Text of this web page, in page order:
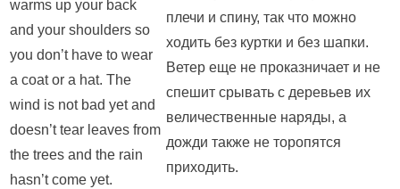
warms up your back
and your shoulders so
you don’t have to wear
a coat or a hat. The
wind is not bad yet and
doesn’t tear leaves from
the trees and the rain
hasn’t come yet.
плечи и спину, так что можно
ходить без куртки и без шапки.
Ветер еще не проказничает и не
спешит срывать с деревьев их
величественные наряды, а
дожди также не торопятся
приходить.